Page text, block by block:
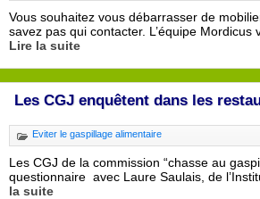
Vous souhaitez vous débarrasser de
savez pas qui contacter. L’équipe Mordicus
Lire la suite
Les CGJ enquêtent dans les
Eviter le gaspillage alimentaire
Les CGJ de la commission “chasse au
questionnaire avec Laure Saulais, de
la suite